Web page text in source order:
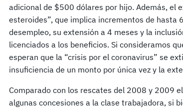
adicional de $500 dólares por hijo. Además, el
esteroides”, que implica incrementos de hasta
desempleo, su extensión a 4 meses y la
licenciados a los beneficios. Si consideramos
esperan que la “crisis por el coronavirus” se
insuficiencia de un monto por única vez y la
Comparado con los rescates del 2008 y 2009
algunas concesiones a la clase trabajadora, si